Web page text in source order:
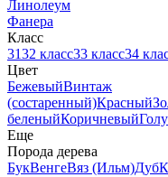
Линолеум
Фанера
Класс
3132 класс33 класс34
Цвет
БежевыйВинтаж
(состаренный)Красный
беленыйКоричневый
Еще
Порода дерева
БукВенгеВяз (Ильм)Дуб